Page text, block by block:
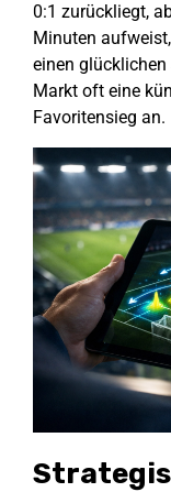
0:1 zurückliegt,
Minuten
einen
Markt oft eine
Favoritensieg an.